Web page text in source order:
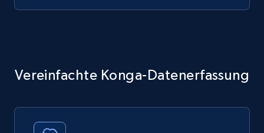
Vereinfachte Konga-Datenerfassung